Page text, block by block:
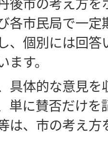
各市民局で一定
、個別には回
す。
具体的な意見
単に賛否だけ
は、市の考え